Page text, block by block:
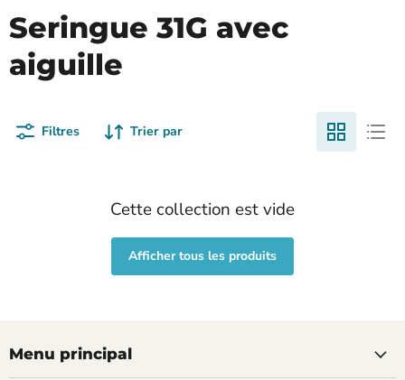
Seringue 31G avec
aiguille
Filtres Trier par
Cette collection est vide
Afficher tous les produits
Menu principal